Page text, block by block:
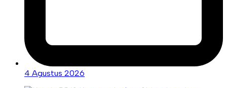
4 Agustus 2026